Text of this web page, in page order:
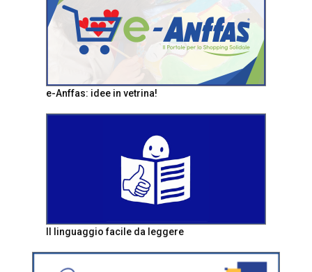
e-Anffas: idee in vetrina!
Il linguaggio facile da leggere